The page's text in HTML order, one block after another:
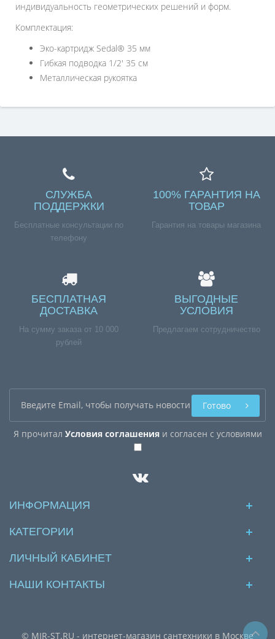
индивидуальность геометрических решений и форм.
Комплектация:
Эко-картридж Sedal® 35 мм
Гибкая подводка 1/2' 35 см
Металлическая рукоятка
СЛУЖБА
ПОДДЕРЖКИ
Бесплатные консультации по
телефону
100% ГАРАНТИЯ НА
ТОВАР
Гарантия на товары магазина
БЕСПЛАТНАЯ
ДОСТАВКА
На сумму заказа от 10 000
рублей
ВЫГОДНЫЕ
УСЛОВИЯ
Предлагаем сотрудничество
Я прочитал Условия соглашенияи согласен с условиями
Готово
ИНФОРМАЦИЯ
КАТЕГОРИИ
ЛИЧНЫЙ КАБИНЕТ
НАШИ КОНТАКТЫ
© MIR-ST.RU - интернет-магазин сантехники в Москве